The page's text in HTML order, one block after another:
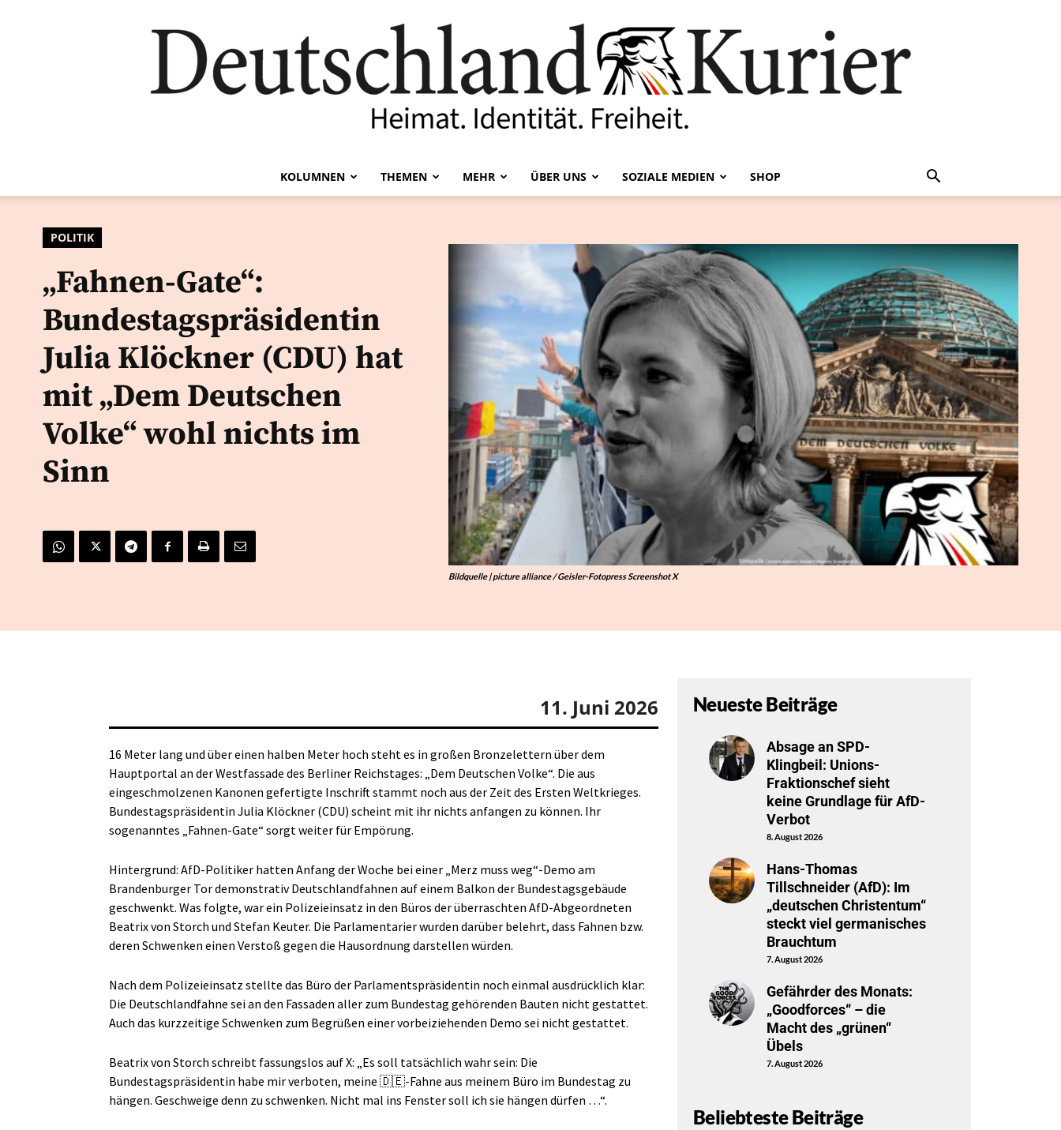
Kurier
KOLUMNEN THEMEN MEHR ÜBER UNS SOZIALE MEDIEN SHOP
POLITIK
„Fahnen-Gate“:
Bundestagspräsidentin
Julia Klöckner (CDU) hat
mit „Dem Deutschen
Volke“ wohl nichts im
Sinn
Bildquelle | picture alliance / Geisler-Fotopress Screenshot X
11. Juni 2026
16 Meter lang und über einen halben Meter hoch steht es in großen Bronzelettern über dem
Hauptportal an der Westfassade des Berliner Reichstages: „Dem Deutschen Volke“. Die aus
eingeschmolzenen Kanonen gefertigte Inschrift stammt noch aus der Zeit des Ersten Weltkrieges.
Bundestagspräsidentin Julia Klöckner (CDU) scheint mit ihr nichts anfangen zu können. Ihr
sogenanntes „Fahnen-Gate“ sorgt weiter für Empörung.
Hintergrund: AfD-Politiker hatten Anfang der Woche bei einer „Merz muss weg“-Demo am
Brandenburger Tor demonstrativ Deutschlandfahnen auf einem Balkon der Bundestagsgebäude
geschwenkt. Was folgte, war ein Polizeieinsatz in den Büros der überraschten AfD-Abgeordneten
Beatrix von Storch und Stefan Keuter. Die Parlamentarier wurden darüber belehrt, dass Fahnen bzw.
deren Schwenken einen Verstoß gegen die Hausordnung darstellen würden.
Nach dem Polizeieinsatz stellte das Büro der Parlamentspräsidentin noch einmal ausdrücklich klar:
Die Deutschlandfahne sei an den Fassaden aller zum Bundestag gehörenden Bauten nicht gestattet.
Auch das kurzzeitige Schwenken zum Begrüßen einer vorbeiziehenden Demo sei nicht gestattet.
Beatrix von Storch schreibt fassungslos auf X: „Es soll tatsächlich wahr sein: Die
Bundestagspräsidentin habe mir verboten, meine 🇩🇪-Fahne aus meinem Büro im Bundestag zu
hängen. Geschweige denn zu schwenken. Nicht mal ins Fenster soll ich sie hängen dürfen …“.
Neueste Beiträge
Absage an SPD-
Klingbeil: Unions-
Fraktionschef sieht
keine Grundlage für AfD-
Verbot
8. August 2026
Hans-Thomas
Tillschneider (AfD): Im
„deutschen Christentum“
steckt viel germanisches
Brauchtum
7. August 2026
Gefährder des Monats:
„Goodforces“ – die
Macht des „grünen“
Übels
7. August 2026
Beliebteste Beiträge